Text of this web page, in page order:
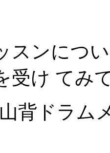
スンにつ
受け てみ
背ドラム